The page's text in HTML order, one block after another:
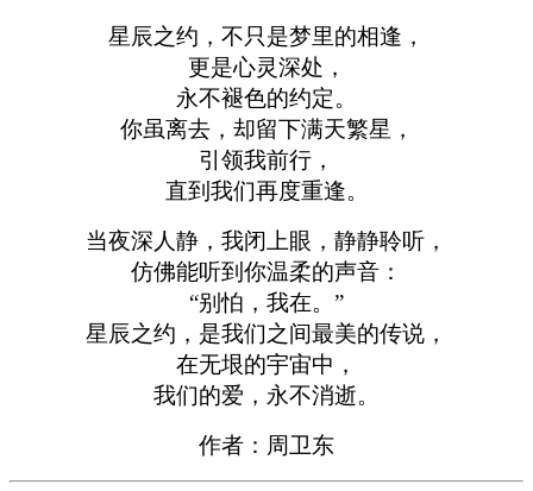
星辰之约，不只是梦里的相逢，
更是心灵深处，
永不褪色的约定。
你虽离去，却留下满天繁星，
引领我前行，
直到我们再度重逢。
当夜深人静，我闭上眼，静静聆听，
仿佛能听到你温柔的声音：
“别怕，我在。”
星辰之约，是我们之间最美的传说，
在无垠的宇宙中，
我们的爱，永不消逝。
作者：周卫东